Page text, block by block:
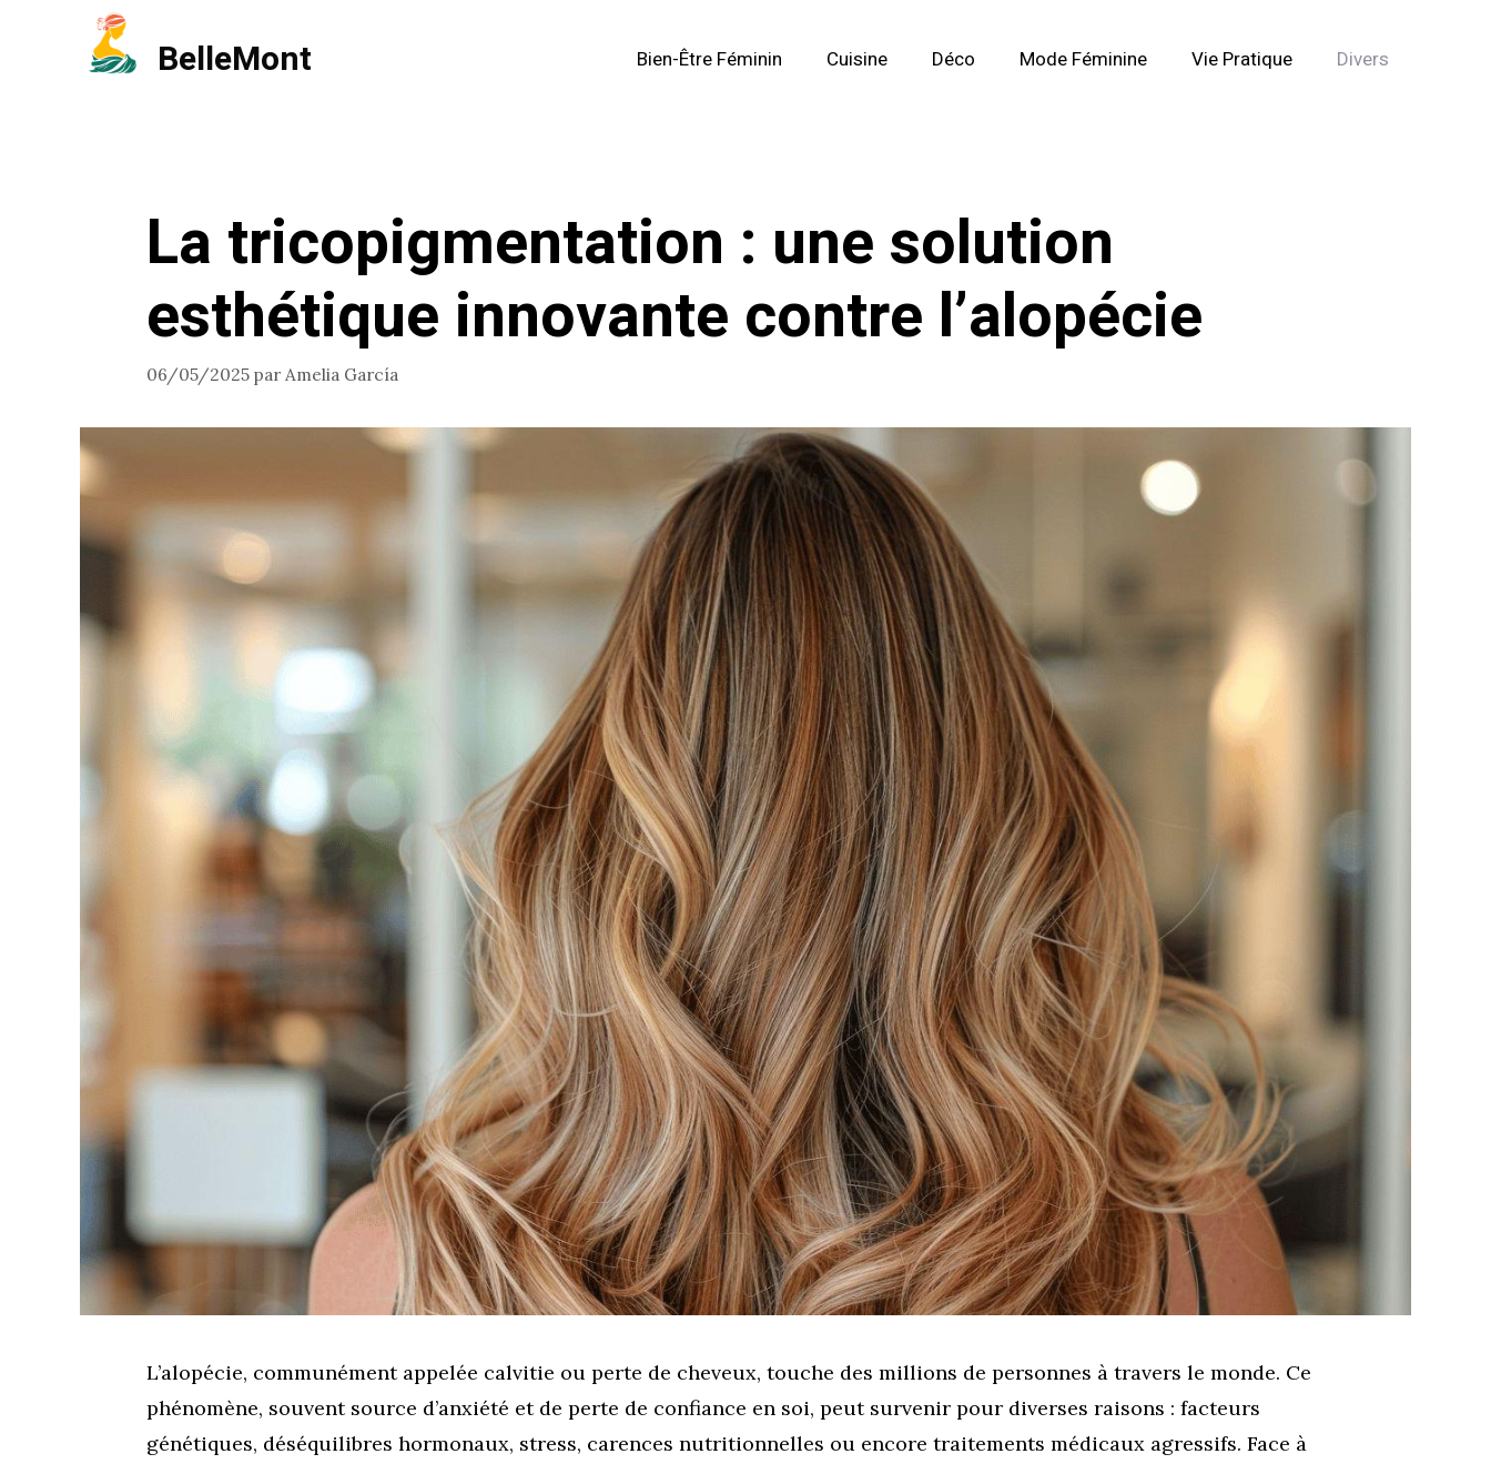
BelleMont Bien-Être Féminin Cuisine Déco Mode Féminine Vie Pratique Divers
La tricopigmentation : une solution
esthétique innovante contre l’alopécie
06/05/2025 par Amelia García
L’alopécie, communément appelée calvitie ou perte de cheveux, touche des millions de personnes à travers le monde. Ce
phénomène, souvent source d’anxiété et de perte de confiance en soi, peut survenir pour diverses raisons : facteurs
génétiques, déséquilibres hormonaux, stress, carences nutritionnelles ou encore traitements médicaux agressifs. Face à